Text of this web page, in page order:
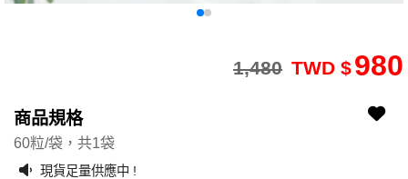
980
TWD $
1,480
商品規格
60粒/袋，共1袋
現貨足量供應中 !